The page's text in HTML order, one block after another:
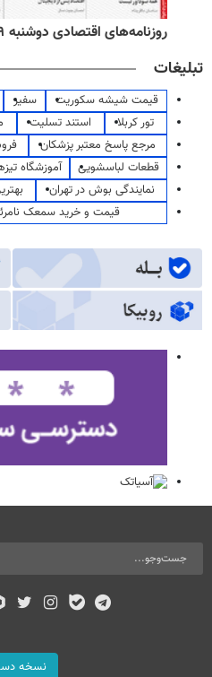
روزنامه‌های اقتصادی دوشنبه ۱۹ مرداد ۱۴۰۵
تبلیغات
قیمت شیشه سکوریت سفیر
تور کربلا
استند تسلیت
مرجع پاسخ معتبر پزشکان
قطعات لباسشویی
آموزشگاه
نمایندگی بوش در تهران
قیمت و خرید سمعک
نسخه